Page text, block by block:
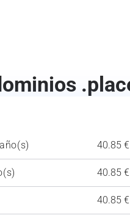
40.85 €
40.85 €
40.85 €